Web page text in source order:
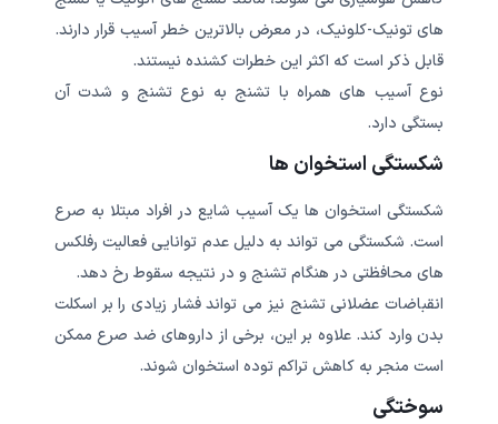
های تونیک-کلونیک، در معرض بالاترین خطر آسیب قرار دارند.
قابل ذکر است که اکثر این خطرات کشنده نیستند.
نوع آسیب های همراه با تشنج به نوع تشنج و شدت آن
بستگی دارد.
شکستگی استخوان ها
شکستگی استخوان ها یک آسیب شایع در افراد مبتلا به صرع
است. شکستگی می تواند به دلیل عدم توانایی فعالیت رفلکس
های محافظتی در هنگام تشنج و در نتیجه سقوط رخ دهد.
انقباضات عضلانی تشنج نیز می تواند فشار زیادی را بر اسکلت
بدن وارد کند. علاوه بر این، برخی از داروهای ضد صرع ممکن
است منجر به کاهش تراکم توده استخوان شوند.
سوختگی